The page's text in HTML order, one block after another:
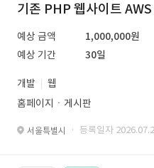
기존 PHP 웹사이트
예상 금액
1,000,000원
예상 기간
30일
개발
웹
홈페이지ㆍ게시판
서울특별시 · 등록일자